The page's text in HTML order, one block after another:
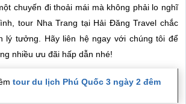
chuyến đi thoải mái mà không phải lo nghĩ
tour Nha Trang tại Hải Đăng Travel chắc
lý tưởng. Hãy liên hệ ngay với chúng tôi để
nhiều ưu đãi hấp dẫn nhé!
tour du lịch Phú Quốc 3 ngày 2 đêm